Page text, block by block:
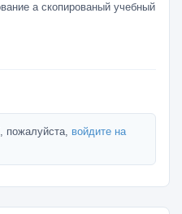
а скопированый учебный
пожалуйста, войдите на